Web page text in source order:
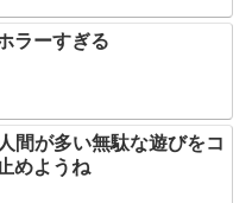
ラーすぎる
間が多い無駄な遊びをコ
めようね